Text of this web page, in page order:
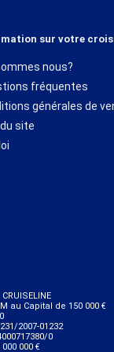
sur votre
nous?
fréquentes
générales de
site
au Capital de 150 000 €
2007-01232
0
000 000 €